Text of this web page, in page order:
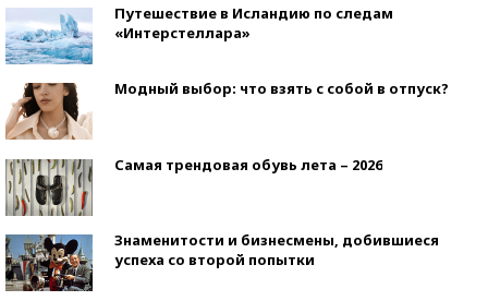
Путешествие в Исландию по следам
«Интерстеллара»
Модный выбор: что взять с собой в отпуск?
Самая трендовая обувь лета – 2026
Знаменитости и бизнесмены, добившиеся
успеха со второй попытки